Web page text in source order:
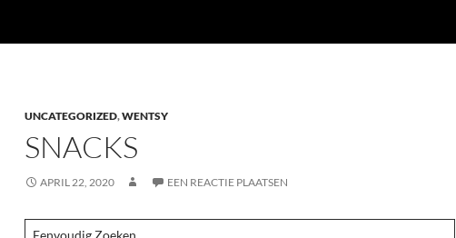
UNCATEGORIZED,WENTSY
SNACKS
APRIL 22, 2020 EEN REACTIE PLAATSEN
Eenvoudig Zoeken